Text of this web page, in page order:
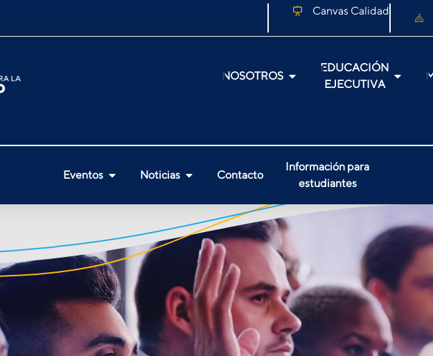
Canvas Calidad
NOSOTROS
EDUCACIÓN
EJECUTIVA
Eventos Noticias Contacto
Información para
estudiantes